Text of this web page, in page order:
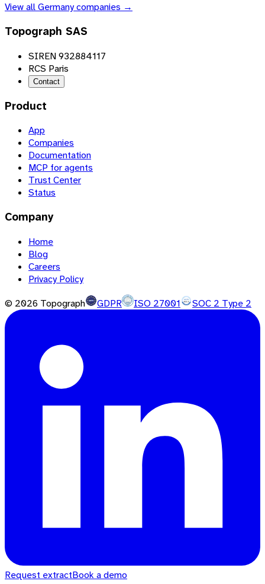
View allGermanycompanies →
Topograph SAS
SIREN 932884117
RCS Paris
Contact
Product
App
Companies
Documentation
MCP for agents
Trust Center
Status
Company
Home
Blog
Careers
Privacy Policy
© 2026 Topograph GDPR ISO 27001 SOC 2 Type 2
Request extractBook a demo